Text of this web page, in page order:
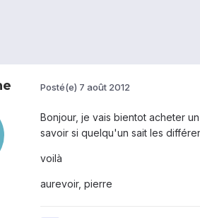
Posté(e) 7 août 2012
Bonjour, je vais bientot acheter
savoir si quelqu'un sait les
voilà
aurevoir, pierre